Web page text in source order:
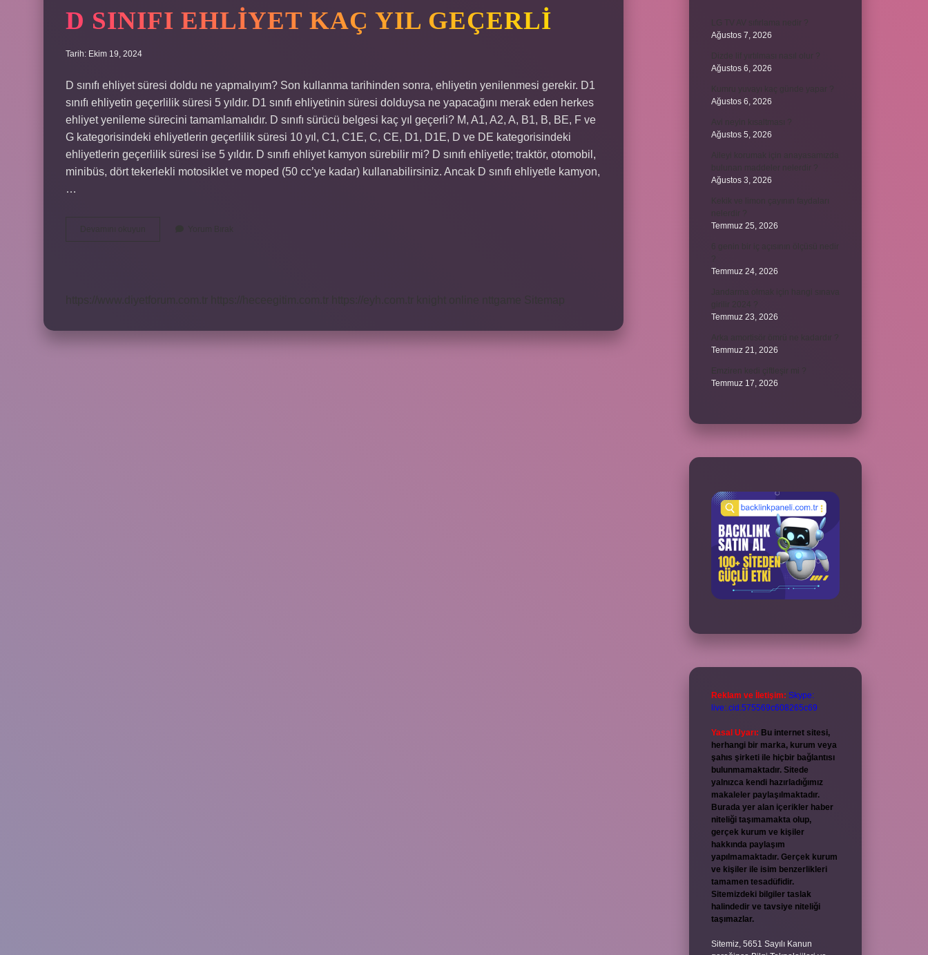
D SINIFI EHLIYET KAÇ YIL GEÇERLI
Tarih: Ekim 19, 2024
D sınıfı ehliyet süresi doldu ne yapmalıyım? Son kullanma tarihinden sonra, ehliyetin yenilenmesi gerekir. D1
sınıfı ehliyetin geçerlilik süresi 5 yıldır. D1 sınıfı ehliyetinin süresi dolduysa ne yapacağını merak eden herkes
ehliyet yenileme sürecini tamamlamalıdır. D sınıfı sürücü belgesi kaç yıl geçerli? M, A1, A2, A, B1, B, BE, F ve
G kategorisindeki ehliyetlerin geçerlilik süresi 10 yıl, C1, C1E, C, CE, D1, D1E, D ve DE kategorisindeki
ehliyetlerin geçerlilik süresi ise 5 yıldır. D sınıfı ehliyet kamyon sürebilir mi? D sınıfı ehliyetle; traktör, otomobil,
minibüs, dört tekerlekli motosiklet ve moped (50 cc’ye kadar) kullanabilirsiniz. Ancak D sınıfı ehliyetle kamyon,
…
Ağustos 7, 2026
Ağustos 6, 2026
Ağustos 6, 2026
Ağustos 5, 2026
Ağustos 3, 2026
Temmuz 25, 2026
Temmuz 24, 2026
Temmuz 23, 2026
Temmuz 21, 2026
Temmuz 17, 2026
Reklam ve İletişim: Skype:
live:.cid.575569c608265c69
Yasal Uyarı: Bu internet sitesi,
herhangi bir marka, kurum veya
şahıs şirketi ile hiçbir bağlantısı
bulunmamaktadır. Sitede
yalnızca kendi hazırladığımız
makaleler paylaşılmaktadır.
Burada yer alan içerikler haber
niteliği taşımamakta olup,
gerçek kurum ve kişiler
hakkında paylaşım
yapılmamaktadır. Gerçek kurum
ve kişiler ile isim benzerlikleri
tamamen tesadüfidir.
Sitemizdeki bilgiler taslak
halindedir ve tavsiye niteliği
taşımazlar.
Sitemiz, 5651 Sayılı Kanun